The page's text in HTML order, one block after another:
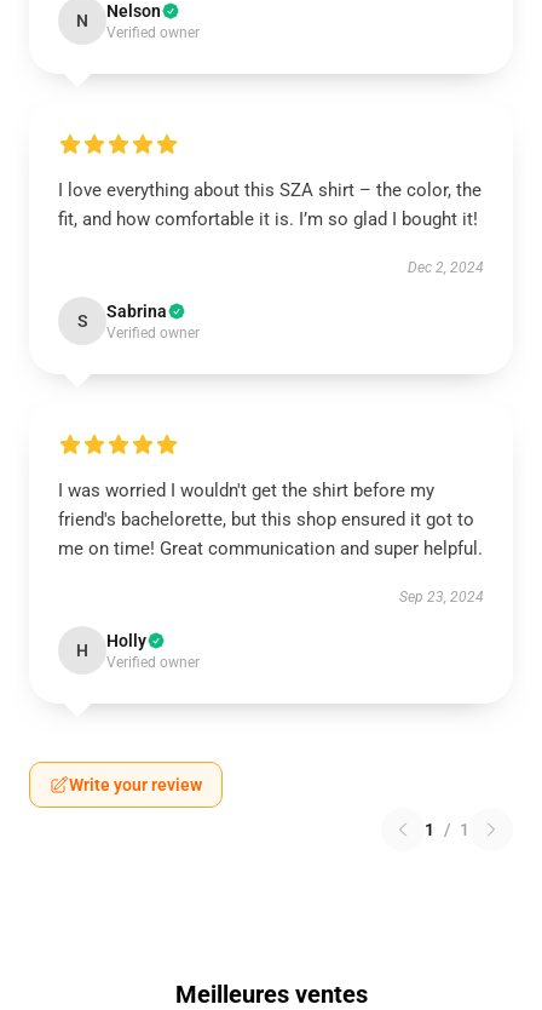
N Nelson
Verified owner
I love everything about this SZA shirt – the color, the
fit, and how comfortable it is. I’m so glad I bought it!
Dec 2, 2024
S Sabrina
Verified owner
I was worried I wouldn't get the shirt before my
friend's bachelorette, but this shop ensured it got to
me on time! Great communication and super helpful.
Sep 23, 2024
H Holly
Verified owner
Write your review
1 / 1
Meilleures ventes